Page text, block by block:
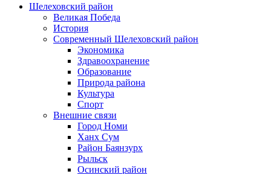
Шелеховский район
Великая Победа
История
Современный Шелеховский район
Экономика
Здравоохранение
Образование
Природа района
Культура
Спорт
Внешние связи
Город Номи
Ханх Сум
Район Баянзурх
Рыльск
Осинский район